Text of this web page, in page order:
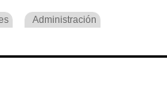
Administración